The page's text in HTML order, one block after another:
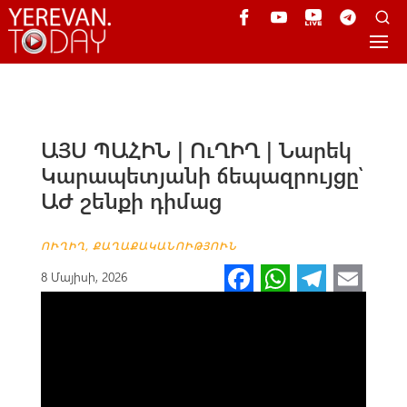
ԱՅՍ ՊԱՀԻՆ | ՈւՂԻՂ | Նարեկ
Կարապետյանի ճեպազրույցը՝
ԱԺ շենքի դիմաց
ՈՒՂԻՂ, ՔԱՂԱՔԱԿԱՆՈՒԹՅՈՒՆ
8 Մայիսի, 2026 Fa W Te